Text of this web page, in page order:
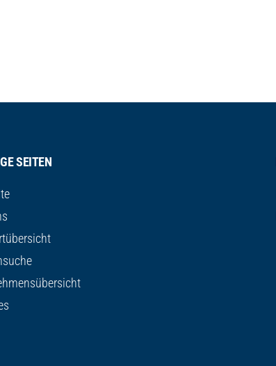
SEITEN